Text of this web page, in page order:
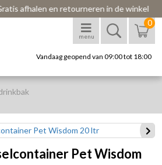
en retourneren in de winkel
menu
0
Vandaag geopend van 09:00 tot 18:00
Pet Wisdom